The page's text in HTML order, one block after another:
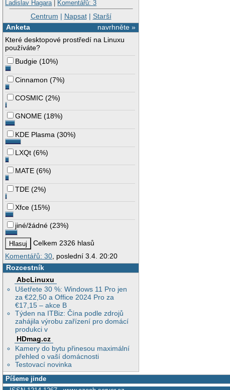
Ladislav Hagara| Komentářů: 3
Centrum | Napsat| Starší
navrhněte »
Anketa
Které desktopové prostředí na Linuxu
používáte?
Budgie (10%)
Cinnamon (7%)
COSMIC (2%)
GNOME (18%)
KDE Plasma (30%)
LXQt (6%)
MATE (6%)
TDE (2%)
Xfce (15%)
jiné/žádné (23%)
Celkem 2326 hlasů
Komentářů: 30 , poslední 3.4. 20:20
Rozcestník
AbcLinuxu
Ušetřete 30 %: Windows 11 Pro jen
za €22,50 a Office 2024 Pro za
€17,15 – akce B
Týden na ITBiz: Čína podle zdrojů
zahájila výrobu zařízení pro domácí
produkci v
HDmag.cz
Kamery do bytu přinesou maximální
přehled o vaší domácnosti
Testovací novinka
Píšeme jinde